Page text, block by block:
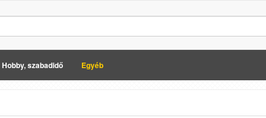
Hobby, szabadidő Egyéb